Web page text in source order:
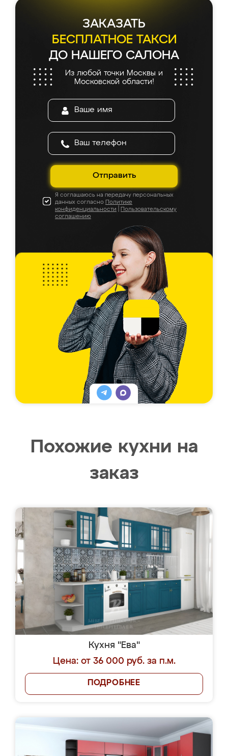
ЗАКАЗАТЬ
БЕСПЛАТНОЕ ТАКСИ
ДО НАШЕГО САЛОНА
Из любой точки Москвы и
Московской области!
Отправить
Я соглашаюсь на передачу персональных
данных согласно Политике
конфиденциальности
Пользовательскому
соглашению
Похожие кухни на
заказ
Кухня "Ева"
Цена: от 36 000 руб. за п.м.
ПОДРОБНЕЕ